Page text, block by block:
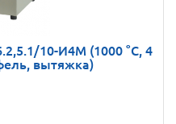
10-И4М (1000 °C, 4
вытяжка)